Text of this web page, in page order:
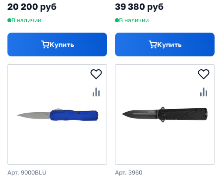
20 200 руб
В наличии
Купить
39 380 руб
В наличии
Купить
Арт. 9000BLU Арт. 3960